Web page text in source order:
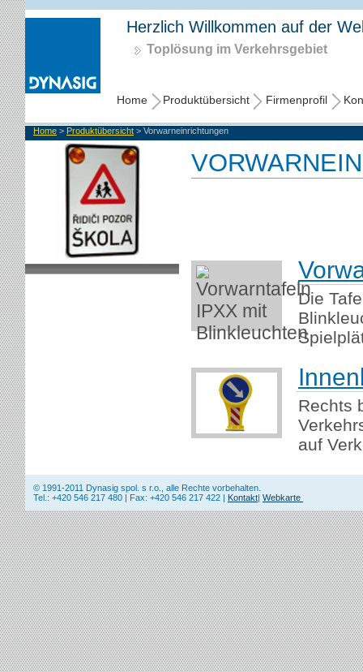
Herzlich Willkommen auf der
Toplösung im Verkehrsgebiet
Home Produktübersicht Firmenprofil
Home > Produktübersicht > Vorwarneinrichtungen
Die
Rechts
auf
© 1991-2011 Dynasig spol. s r.o., alle Rechte vorbehalten.
Tel.: +420 546 217 480 | Fax: +420 546 217 422 | Kontakt| Webkarte